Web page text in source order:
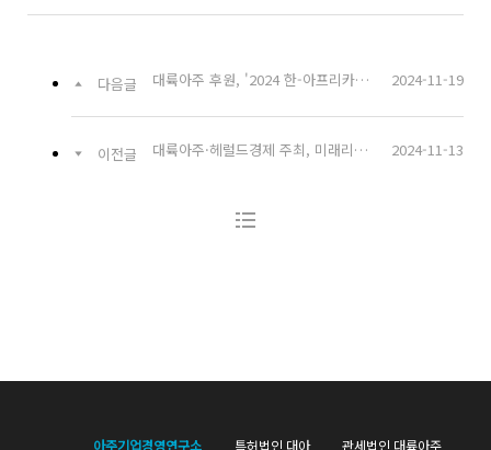
다음글 대륙아주 후원, '2024 한-아프리카 통상산업협력 포럼' 성료 2024-11-19
이전글 대륙아주·헤럴드경제 주최, 미래리더스포럼 11월 초청강연 2024-11-13
아주기업경영연구소 특허법인 대아 관세법인 대륙아주